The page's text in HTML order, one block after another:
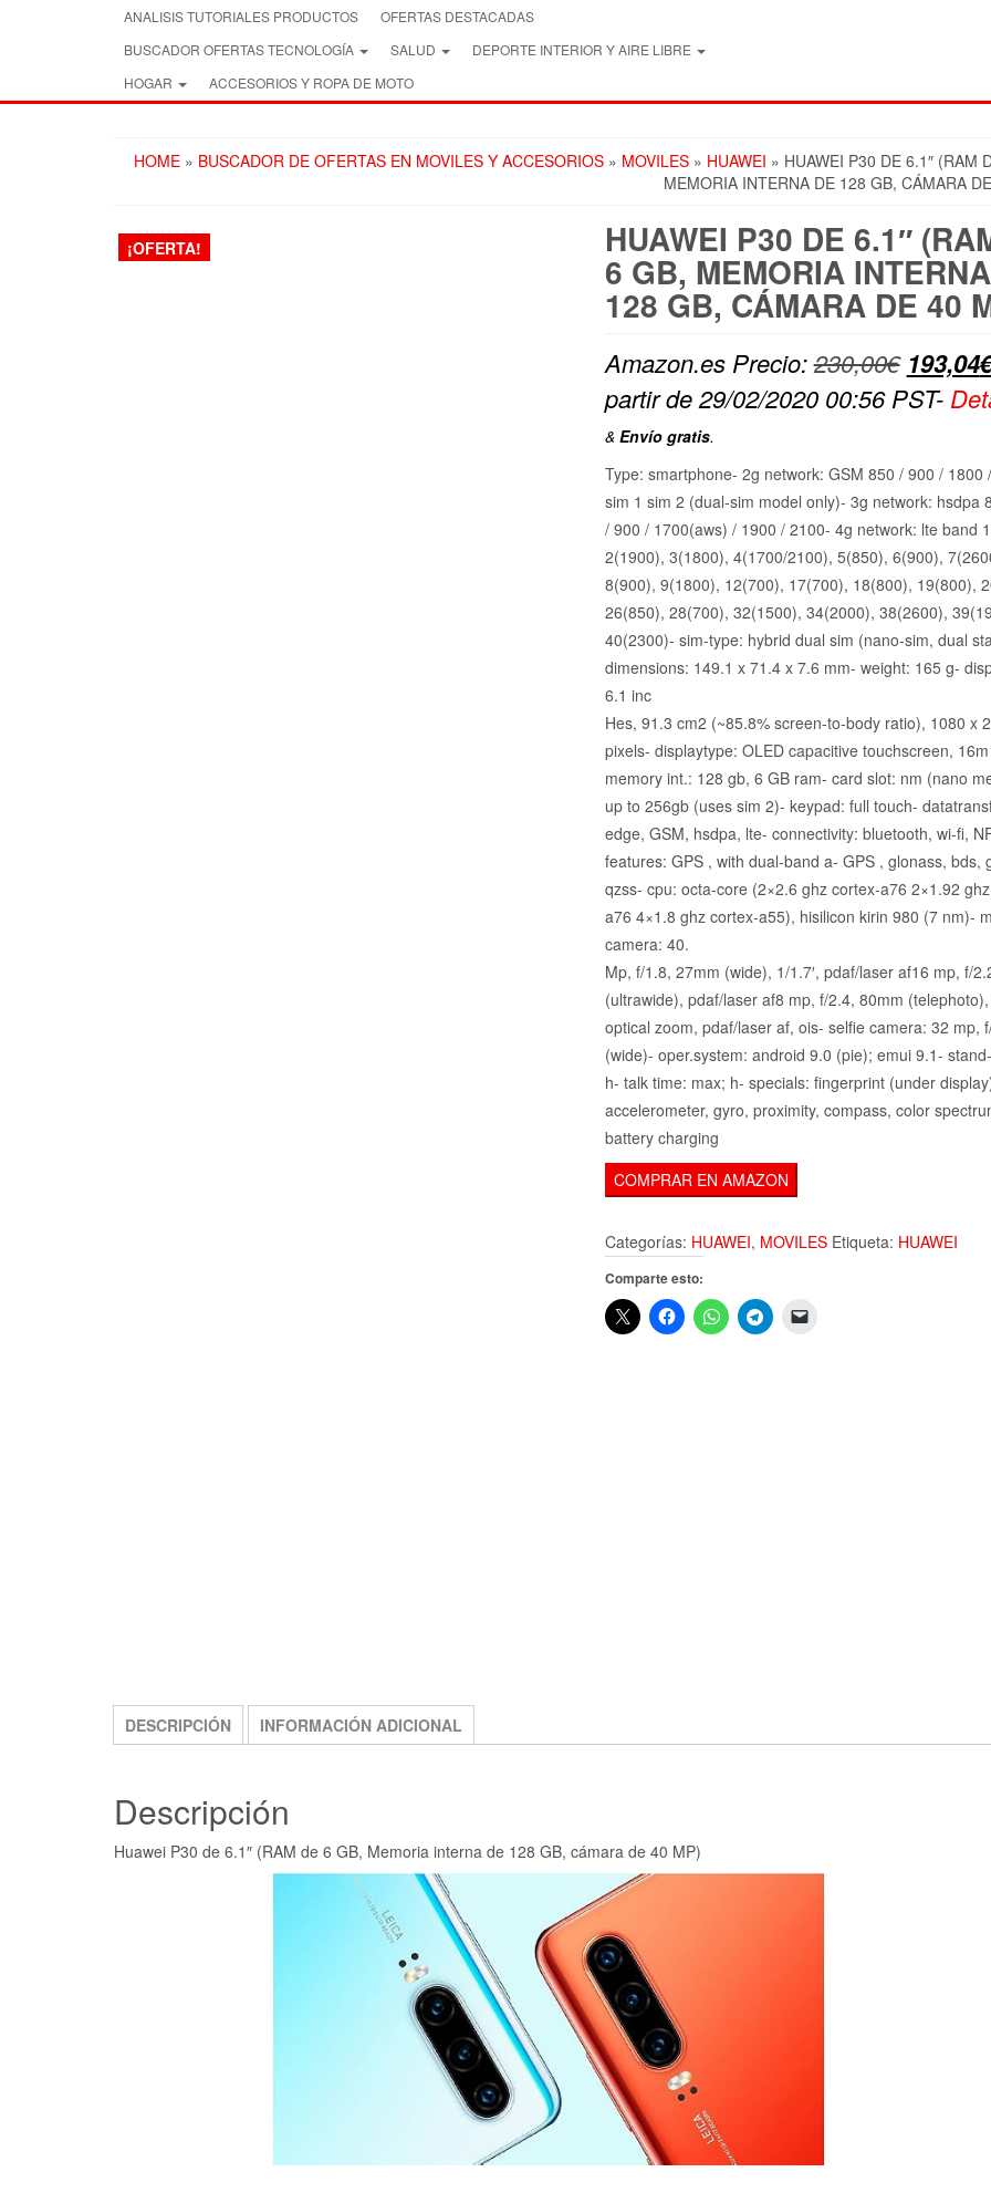
ANALISIS TUTORIALES PRODUCTOS
OFERTAS DESTACADAS
BUSCADOR OFERTAS TECNOLOGÍA
SALUD
DEPORTE INTERIOR Y AIRE LIBRE
HOGAR
ACCESORIOS Y ROPA DE MOTO
HOME » BUSCADOR DE OFERTAS EN MOVILES Y ACCESORIOS » MOVILES » HUAWEI » HUAWEI P30 DE 6.1″ (RAM
MEMORIA INTERNA DE 128 GB, CÁMARA
¡OFERTA! HUAWEI P30 DE 6.1″
6 GB, MEMORIA
128 GB, CÁMARA DE 40
Amazon.es Precio:230,00€ El
precio
era:
193,04
partir de 29/02/2020 00:56 PST-
& Envío gratis.
Type: smartphone- 2g network: GSM 850 / 900 / 1800
sim 1 sim 2 (dual-sim model only)- 3g network: hsdpa
/ 900 / 1700(aws) / 1900 / 2100- 4g network: lte band
2(1900), 3(1800), 4(1700/2100), 5(850), 6(900),
8(900), 9(1800), 12(700), 17(700), 18(800), 19(800),
26(850), 28(700), 32(1500), 34(2000), 38(2600),
40(2300)- sim-type: hybrid dual sim (nano-sim, dual
dimensions: 149.1 x 71.4 x 7.6 mm- weight: 165 g-
6.1 inc
Hes, 91.3 cm2 (~85.8% screen-to-body ratio), 1080 x
pixels- displaytype: OLED capacitive touchscreen,
memory int.: 128 gb, 6 GB ram- card slot: nm (nano
up to 256gb (uses sim 2)- keypad: full touch-
edge, GSM, hsdpa, lte- connectivity: bluetooth, wi-fi,
features: GPS , with dual-band a- GPS , glonass, bds,
qzss- cpu: octa-core (2×2.6 ghz cortex-a76 2×1.92
a76 4×1.8 ghz cortex-a55), hisilicon kirin 980 (7 nm)-
camera: 40.
Mp, f/1.8, 27mm (wide), 1/1.7′, pdaf/laser af16 mp, f/
(ultrawide), pdaf/laser af8 mp, f/2.4, 80mm (telephoto),
optical zoom, pdaf/laser af, ois- selfie camera: 32 mp,
(wide)- oper.system: android 9.0 (pie); emui 9.1-
h- talk time: max; h- specials: fingerprint (under
accelerometer, gyro, proximity, compass, color
battery charging
COMPRAR EN AMAZON
Categorías: HUAWEI, MOVILES Etiqueta: HUAWEI
Comparte esto:
DESCRIPCIÓN INFORMACIÓN ADICIONAL
Descripción
Huawei P30 de 6.1″ (RAM de 6 GB, Memoria interna de 128 GB, cámara de 40 MP)